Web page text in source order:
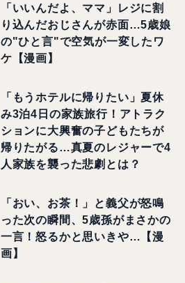
「いいんだよ、ママ」レジに割
り込んだおじさんが赤面…5歳娘
の"ひと言"で空気が一変したワ
ケ【漫画】
「もうホテルに帰りたい」夏休
み3泊4日の家族旅行！アトラク
ションに大興奮の子どもたちが
帰りたがる…真夏のレジャーで4
人家族を襲った悲劇とは？
「おい、お茶！」と義父が怒鳴
った次の瞬間、5歳孫がまさかの
一言！怒るかと思いきや…【漫
画】